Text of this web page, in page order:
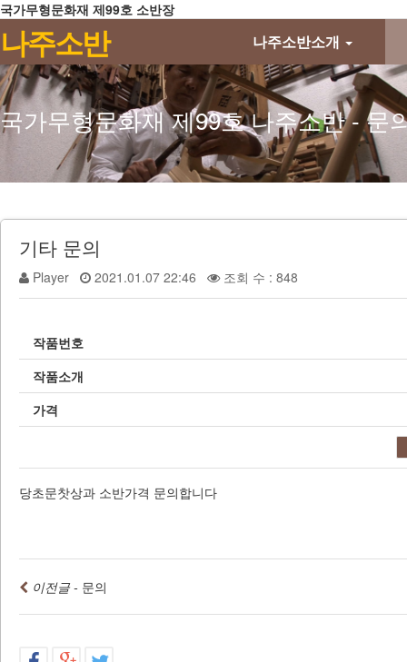
메뉴 건너뛰기
국가무형문화재 제99호 소반장
나주소반 나주소반소개
국가무형문화재 제99호 나주소반 - 문
기타 문의
Player 2021.01.07 22:46 조회 수 : 848
작품번호
작품소개
가격
당초문찻상과 소반가격 문의합니다
이전글 - 문의